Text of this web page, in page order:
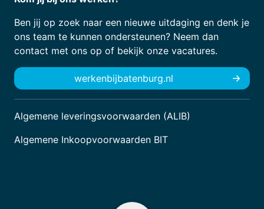
Ben jij op zoek naar een nieuwe uitdaging en denk je
ons team te kunnen ondersteunen? Neem dan
contact met ons op of bekijk onze vacatures.
werkenbijbatenburg.nl
Algemene leveringsvoorwaarden (ALIB)
Algemene Inkoopvoorwaarden BIT